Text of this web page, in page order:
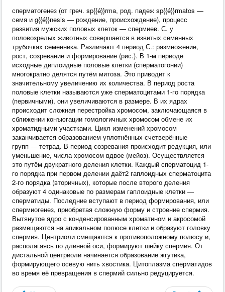
сперматогенез (от греч. sp{{é}}rma, род. падеж sp{{é}}rmatos —
семя и g{{é}}nesis — рождение, происхождение), процесс
развития мужских половых клеток — спермиев. С. у
половозрелых животных совершается в извитых семенных
трубочках семенника. Различают 4 период С.: размножение,
рост, созревание и формирование (рис.). В 1-м периоде
исходные диплоидные половые клетки (сперматогонии)
многократно делятся путём митоза. Это приводит к
значительному увеличению их количества. В период роста
половые клетки называются уже сперматоцитами 1-го порядка
(первичными), они увеличиваются в размере. В их ядрах
происходит сложная перестройка хромосом, заключающаяся в
сближении конъюгации гомологичных хромосом обмене их
хроматидными участками. Цикл изменений хромосом
заканчивается образованием уплотнённых счетверённые
групп — тетрад. В период созревания происходит редукция, или
уменьшение, числа хромосом вдвое (мейоз). Осуществляется
это путём двукратного деления клетки. Каждый сперматоцид 1-
го порядка при первом делении даёт2 гаплоидных сперматоцита
2-го порядка (вторичных), которые после второго деления
образуют 4 одинаковые по размерам гаплоидные клетки —
сперматиды. Последние вступают в период формирования, или
спермиогенез, приобретая сложную форму и строение спермия.
Вытянутое ядро с конденсированным хроматином и акросомой
размещаются на апикальном полюсе клетки и образуют головку
спермия. Центриоли смещаются к противоположному полюсу и,
располагаясь по длинной оси, формируют шейку спермия. От
дистальной центриоли начинается образование жгутика,
формирующего осевую нить хвостика. Цитоплазма сперматидов
во время её превращения в спермий сильно редуцируется.